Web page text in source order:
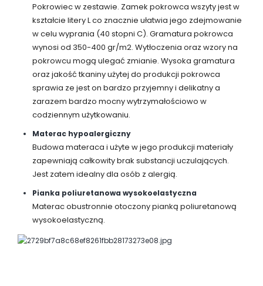
Pokrowiec w zestawie. Zamek pokrowca wszyty jest w
kształcie litery L co znacznie ułatwia jego zdejmowanie
w celu wyprania (40 stopni C). Gramatura pokrowca
wynosi od 350-400 gr/m2. Wytłoczenia oraz wzory na
pokrowcu mogą ulegać zmianie. Wysoka gramatura
oraz jakość tkaniny użytej do produkcji pokrowca
sprawia ze jest on bardzo przyjemny i delikatny a
zarazem bardzo mocny wytrzymałościowo w
codziennym użytkowaniu.
Materac hypoalergiczny
Budowa materaca i użyte w jego produkcji materiały
zapewniają całkowity brak substancji uczulających.
Jest zatem idealny dla osób z alergią.
Pianka poliuretanowa wysokoelastyczna
Materac obustronnie otoczony pianką poliuretanową
wysokoelastyczną.